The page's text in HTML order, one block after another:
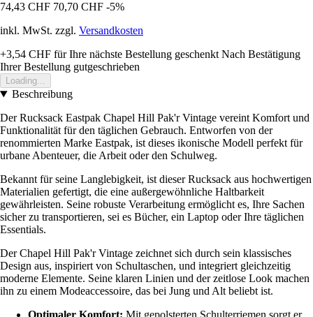
74,43 CHF 70,70 CHF -5%
inkl. MwSt. zzgl. Versandkosten
+3,54 CHF für Ihre nächste Bestellung geschenkt Nach Bestätigung
Ihrer Bestellung gutgeschrieben
Loading...
Beschreibung
Der Rucksack Eastpak Chapel Hill Pak'r Vintage vereint Komfort und
Funktionalität für den täglichen Gebrauch. Entworfen von der
renommierten Marke Eastpak, ist dieses ikonische Modell perfekt für
urbane Abenteuer, die Arbeit oder den Schulweg.
Bekannt für seine Langlebigkeit, ist dieser Rucksack aus hochwertigen
Materialien gefertigt, die eine außergewöhnliche Haltbarkeit
gewährleisten. Seine robuste Verarbeitung ermöglicht es, Ihre Sachen
sicher zu transportieren, sei es Bücher, ein Laptop oder Ihre täglichen
Essentials.
Der Chapel Hill Pak'r Vintage zeichnet sich durch sein klassisches
Design aus, inspiriert von Schultaschen, und integriert gleichzeitig
moderne Elemente. Seine klaren Linien und der zeitlose Look machen
ihn zu einem Modeaccessoire, das bei Jung und Alt beliebt ist.